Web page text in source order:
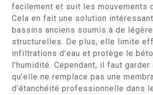
facilement et suit les mouvements
Cela en fait une solution
bassins anciens soumis à de
structurelles. De plus, elle limite
infiltrations d’eau et protège le
l’humidité. Cependant, il faut garder
qu’elle ne remplace pas une
d’étanchéité professionnelle dans